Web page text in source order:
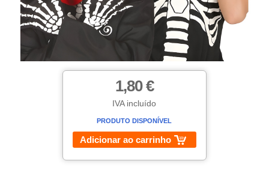
1,80 €
IVA incluído
PRODUTO DISPONÍVEL
Adicionar ao carrinho